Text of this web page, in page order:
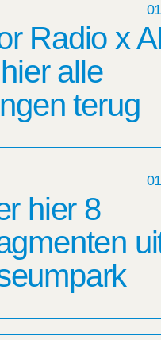
Radio x
alle
terug
hier 8